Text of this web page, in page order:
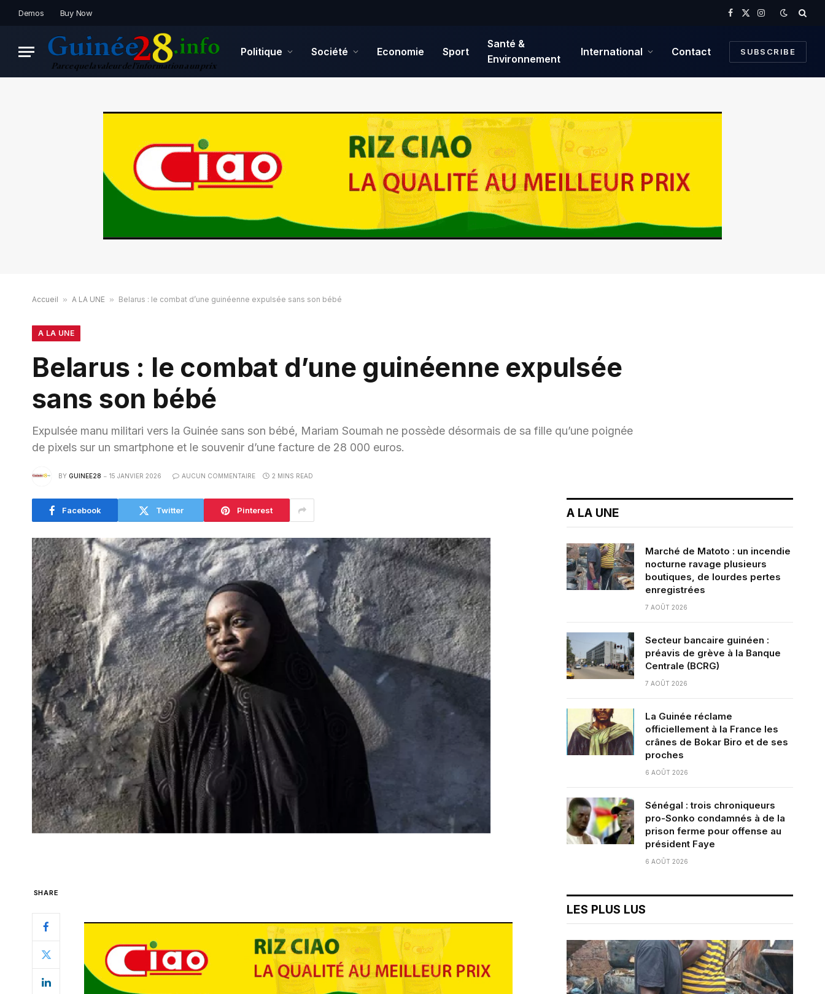
Demos Buy Now
Facebook
X
Instagram
Politique Société Economie Sport
Santé &
Environnement
International Contact SUBSCRIBE
Accueil » A LA UNE » Belarus : le combat d’une guinéenne expulsée sans son bébé
A LA UNE
Belarus : le combat d’une guinéenne expulsée
sans son bébé
Expulsée manu militari vers la Guinée sans son bébé, Mariam Soumah ne possède désormais de sa fille qu’une poignée
de pixels sur un smartphone et le souvenir d’une facture de 28 000 euros.
BY GUINEE28 15 JANVIER 2026 AUCUN COMMENTAIRE 2 MINS READ
Facebook Twitter Pinterest
SHARE
A LA UNE
Marché de Matoto : un incendie
nocturne ravage plusieurs
boutiques, de lourdes pertes
enregistrées
7 AOÛT 2026
Secteur bancaire guinéen :
préavis de grève à la Banque
Centrale (BCRG)
7 AOÛT 2026
La Guinée réclame
officiellement à la France les
crânes de Bokar Biro et de ses
proches
6 AOÛT 2026
Sénégal : trois chroniqueurs
pro-Sonko condamnés à de la
prison ferme pour offense au
président Faye
6 AOÛT 2026
LES PLUS LUS